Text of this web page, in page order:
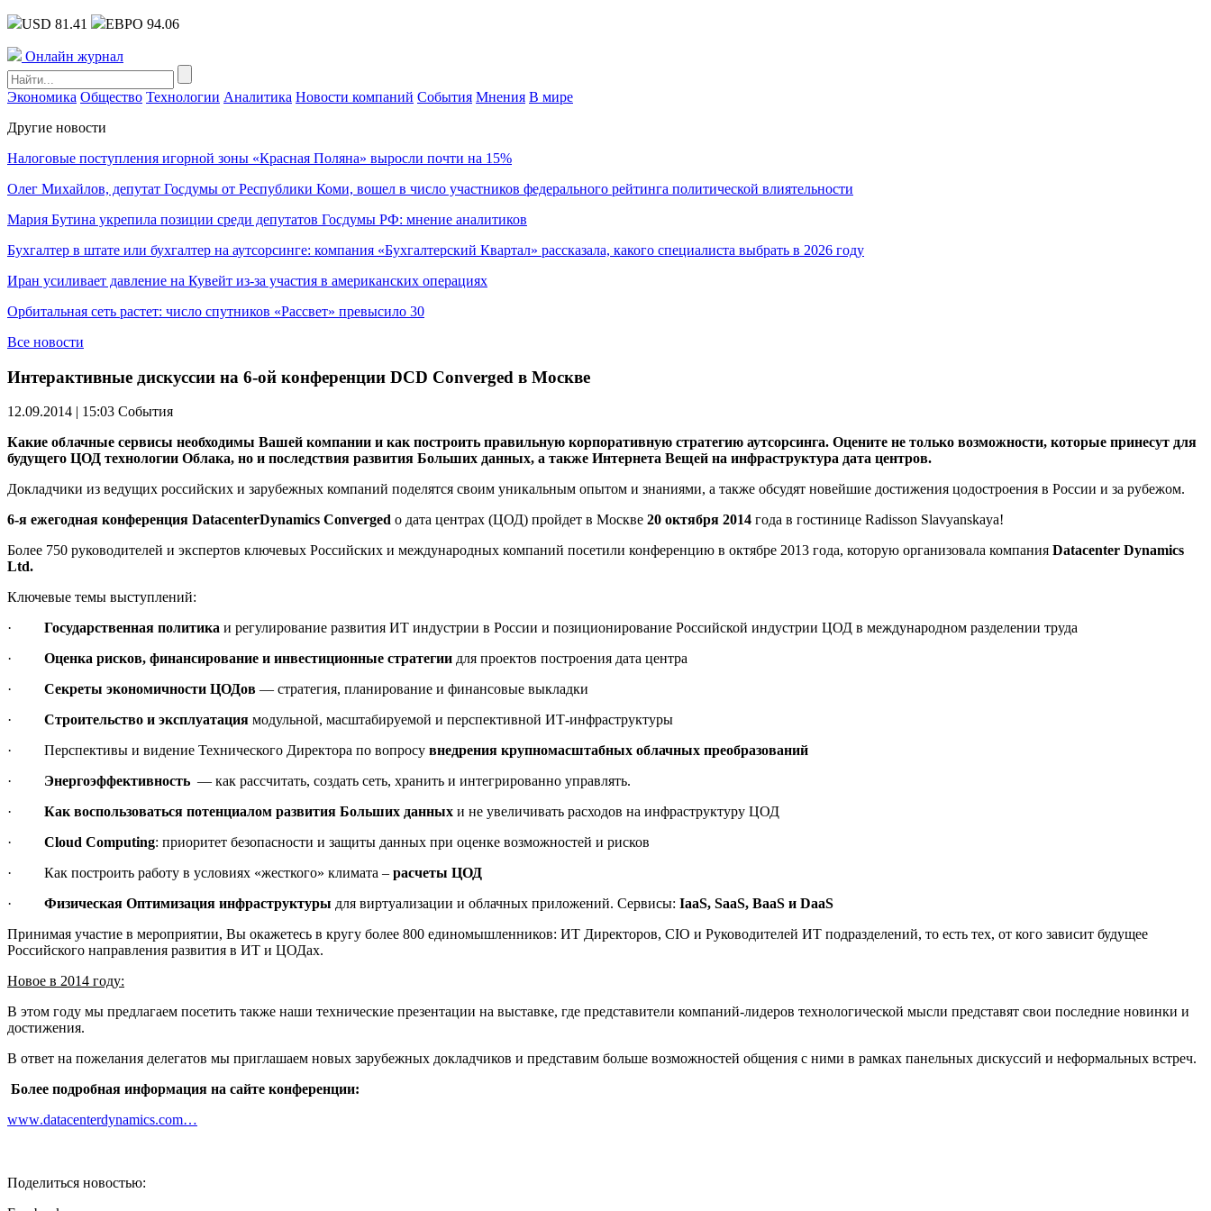
USD 81.41 ЕВРО 94.06
Онлайн журнал
Экономика Общество Технологии Аналитика Новости компаний События Мнения В мире
Другие новости
Налоговые поступления игорной зоны «Красная Поляна» выросли почти на 15%
Олег Михайлов, депутат Госдумы от Республики Коми, вошел в число участников федерального рейтинга политической влиятельности
Мария Бутина укрепила позиции среди депутатов Госдумы РФ: мнение аналитиков
Бухгалтер в штате или бухгалтер на аутсорсинге: компания «Бухгалтерский Квартал» рассказала, какого специалиста выбрать в 2026 году
Иран усиливает давление на Кувейт из-за участия в американских операциях
Орбитальная сеть растет: число спутников «Рассвет» превысило 30
Все новости
Интерактивные дискуссии на 6-ой конференции DCD Converged в Москве
12.09.2014 | 15:03 События
Какие облачные сервисы необходимы Вашей компании и как построить правильную корпоративную стратегию аутсорсинга. Оцените не только возможности, которые принесут для
будущего ЦОД технологии Облака, но и последствия развития Больших данных, а также Интернета Вещей на инфраструктура дата центров.
Докладчики из ведущих российских и зарубежных компаний поделятся своим уникальным опытом и знаниями, а также обсудят новейшие достижения цодостроения в России и за рубежом.
6-я ежегодная конференция DatacenterDynamics Converged о дата центрах (ЦОД) пройдет в Москве 20 октября 2014 года в гостинице Radisson Slavyanskaya!
Более 750 руководителей и экспертов ключевых Российских и международных компаний посетили конференцию в октябре 2013 года, которую организовала компания Datacenter Dynamics
Ltd.
Ключевые темы выступлений:
·
Государственная политика и регулирование развития ИТ индустрии в России и позиционирование Российской индустрии ЦОД в международном разделении труда
·
Оценка рисков, финансирование и инвестиционные стратегии для проектов построения дата центра
·
Секреты экономичности ЦОДов — стратегия, планирование и финансовые выкладки
·
Строительство и эксплуатация модульной, масштабируемой и перспективной ИТ-инфраструктуры
·
Перспективы и видение Технического Директора по вопросу внедрения крупномасштабных облачных преобразований
·
Энергоэффективность — как рассчитать, создать сеть, хранить и интегрированно управлять.
·
Как воспользоваться потенциалом развития Больших данных и не увеличивать расходов на инфраструктуру ЦОД
·
Cloud Computing: приоритет безопасности и защиты данных при оценке возможностей и рисков
·
Как построить работу в условиях «жесткого» климата – расчеты ЦОД
·
Физическая Оптимизация инфраструктуры для виртуализации и облачных приложений. Сервисы: IaaS, SaaS, BaaS и DaaS
Принимая участие в мероприятии, Вы окажетесь в кругу более 800 единомышленников: ИТ Директоров, CIO и Руководителей ИТ подразделений, то есть тех, от кого зависит будущее
Российского направления развития в ИТ и ЦОДах.
Новое в 2014 году:
В этом году мы предлагаем посетить также наши технические презентации на выставке, где представители компаний-лидеров технологической мысли представят свои последние новинки и
достижения.
В ответ на пожелания делегатов мы приглашаем новых зарубежных докладчиков и представим больше возможностей общения с ними в рамках панельных дискуссий и неформальных встреч.
Более подробная информация на сайте конференции:
www.datacenterdynamics.com…
Поделиться новостью: